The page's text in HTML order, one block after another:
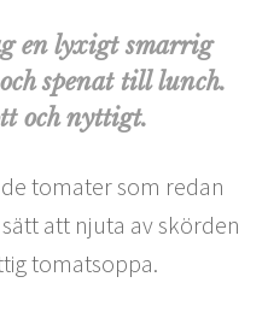
en lyxigt smarrig
spenat till lunch.
och nyttigt.
tomater som redan
att njuta av skörden
tomatsoppa.